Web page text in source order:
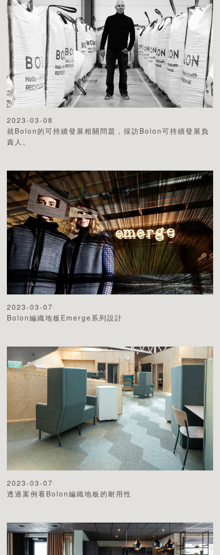
2023-03-08
就Bolon的可持續發展相關問題，採訪Bolon可持續發展負
責人。
2023-03-07
Bolon編織地板Emerge系列設計
2023-03-07
透過案例看Bolon編織地板的耐用性